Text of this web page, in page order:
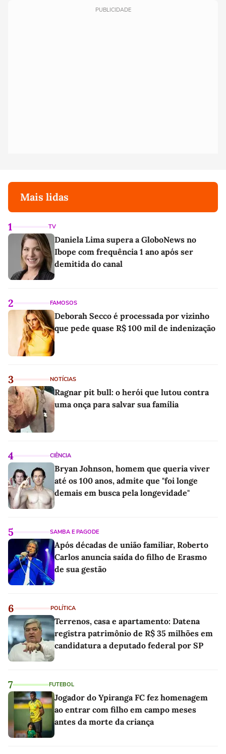
PUBLICIDADE
Mais lidas
1 TV
Daniela Lima supera a GloboNews no
Ibope com frequência 1 ano após ser
demitida do canal
2 FAMOSOS
Deborah Secco é processada por vizinho
que pede quase R$ 100 mil de indenização
3 NOTÍCIAS
Ragnar pit bull: o herói que lutou contra
uma onça para salvar sua família
4 CIÊNCIA
Bryan Johnson, homem que queria viver
até os 100 anos, admite que "foi longe
demais em busca pela longevidade"
5 SAMBA E PAGODE
Após décadas de união familiar, Roberto
Carlos anuncia saída do filho de Erasmo
de sua gestão
6 POLÍTICA
Terrenos, casa e apartamento: Datena
registra patrimônio de R$ 35 milhões em
candidatura a deputado federal por SP
7 FUTEBOL
Jogador do Ypiranga FC fez homenagem
ao entrar com filho em campo meses
antes da morte da criança